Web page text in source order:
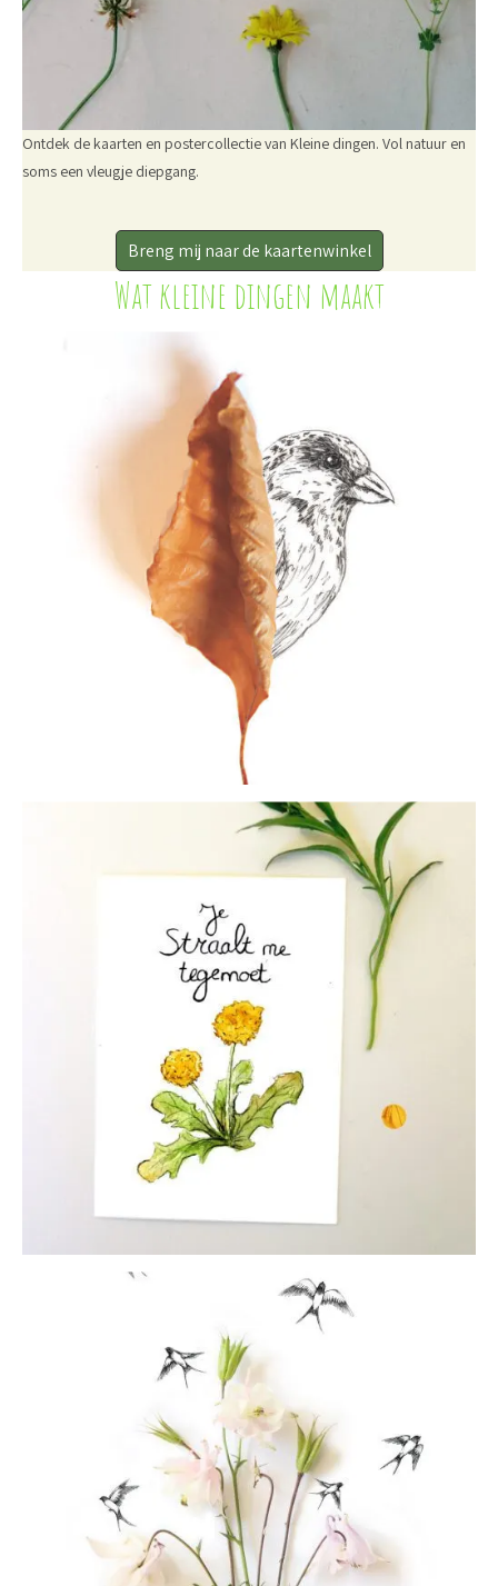
Ontdek de kaarten en postercollectie van Kleine dingen. Vol natuur en
soms een vleugje diepgang.
Breng mij naar de kaartenwinkel
Wat kleine dingen maakt